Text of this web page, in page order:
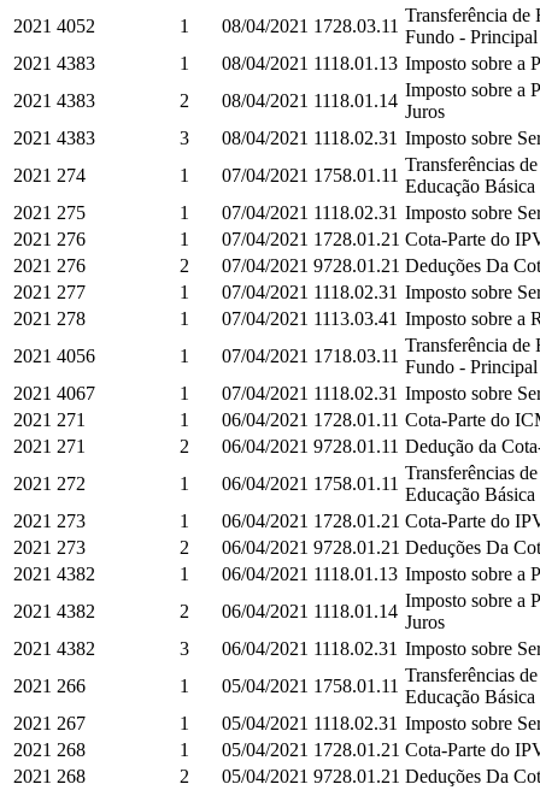
2021 4052 1 08/04/2021 1728.03.11
Transferência de
Fundo - Principal
2021 4383 1 08/04/2021 1118.01.13 Imposto sobre a
2021 4383 2 08/04/2021 1118.01.14
Imposto sobre a
Juros
2021 4383 3 08/04/2021 1118.02.31 Imposto sobre
2021 274 1 07/04/2021 1758.01.11
Transferências
Educação
2021 275 1 07/04/2021 1118.02.31 Imposto sobre
2021 276 1 07/04/2021 1728.01.21 Cota-Parte do
2021 276 2 07/04/2021 9728.01.21 Deduções Da
2021 277 1 07/04/2021 1118.02.31 Imposto sobre
2021 278 1 07/04/2021 1113.03.41 Imposto sobre a
2021 4056 1 07/04/2021 1718.03.11
Transferência de
Fundo - Principal
2021 4067 1 07/04/2021 1118.02.31 Imposto sobre
2021 271 1 06/04/2021 1728.01.11 Cota-Parte do
2021 271 2 06/04/2021 9728.01.11 Dedução da
2021 272 1 06/04/2021 1758.01.11
Transferências
Educação
2021 273 1 06/04/2021 1728.01.21 Cota-Parte do
2021 273 2 06/04/2021 9728.01.21 Deduções Da
2021 4382 1 06/04/2021 1118.01.13 Imposto sobre a
2021 4382 2 06/04/2021 1118.01.14
Imposto sobre a
Juros
2021 4382 3 06/04/2021 1118.02.31 Imposto sobre
2021 266 1 05/04/2021 1758.01.11
Transferências
Educação
2021 267 1 05/04/2021 1118.02.31 Imposto sobre
2021 268 1 05/04/2021 1728.01.21 Cota-Parte do
2021 268 2 05/04/2021 9728.01.21 Deduções Da